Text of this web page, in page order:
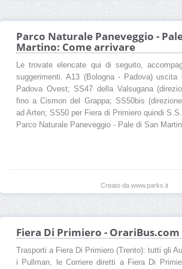
Parco Naturale Paneveggio -
Martino: Come arrivare
Le trovate elencate qui di seguito,
suggerimenti. A13 (Bologna - Padova) uscita
Padova Ovest; SS47 della Valsugana
fino a Cismon del Grappa; SS50bis
ad Arten; SS50 per Fiera di Primiero quindi S.S.
Parco Naturale Paneveggio - Pale di San
Creato da www.parks.it
Fiera Di Primiero - OrariBus.com
Trasporti a Fiera Di Primiero (Trento): tutti gli
i Pullman, le Corriere diretti a Fiera Di